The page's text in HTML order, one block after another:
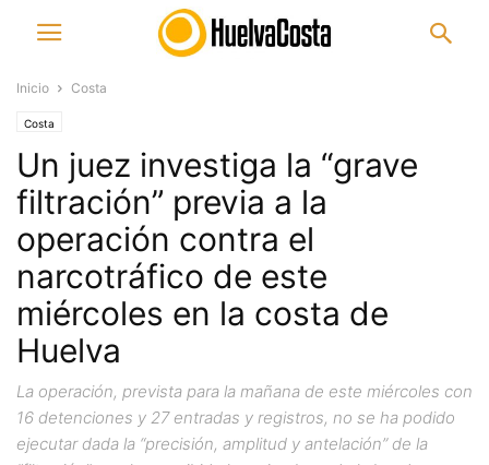
Inicio Costa
Costa
Un juez investiga la “grave
filtración” previa a la
operación contra el
narcotráfico de este
miércoles en la costa de
Huelva
La operación, prevista para la mañana de este miércoles con
16 detenciones y 27 entradas y registros, no se ha podido
ejecutar dada la “precisión, amplitud y antelación” de la